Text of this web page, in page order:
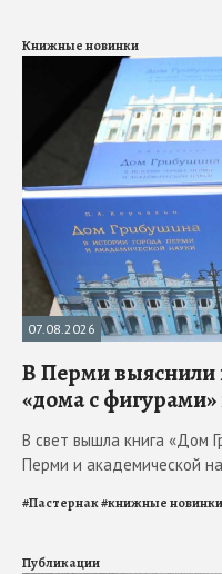
Книжные новинки
07.08.2026
В Перми
«дома с
В свет вышла книга «Дом
Перми и академической
#Пастернак#книжные новинки
Публикации